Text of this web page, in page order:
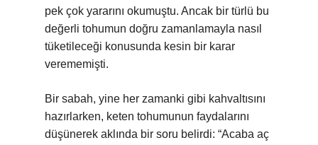
pek çok yararını okumuştu. Ancak bir türlü bu
değerli tohumun doğru zamanlamayla nasıl
tüketileceği konusunda kesin bir karar
verememişti.
Bir sabah, yine her zamanki gibi kahvaltısını
hazırlarken, keten tohumunun faydalarını
düşünerek aklında bir soru belirdi: “Acaba aç